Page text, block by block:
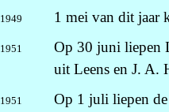
1949 1 mei van dit jaar
1951
Op 30 juni liepen
uit Leens en J. A.
1951
Op 1 juli liepen